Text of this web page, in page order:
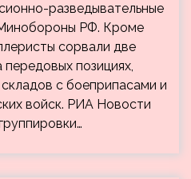
разведывательные
РФ. Кроме
сорвали две
позициях,
с боеприпасами и
войск. РИА Новости